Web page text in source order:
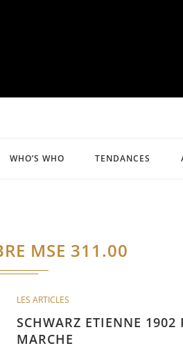
WHO’S WHO TENDANCES
MSE 311.00
LES ARTICLES
SCHWARZ ETIENNE 1902
MARCHE